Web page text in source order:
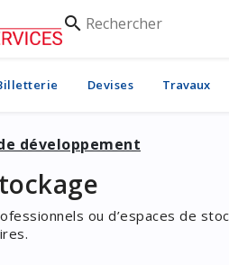
search
Rechercher
Devises Travaux
développement
ou d’espaces de